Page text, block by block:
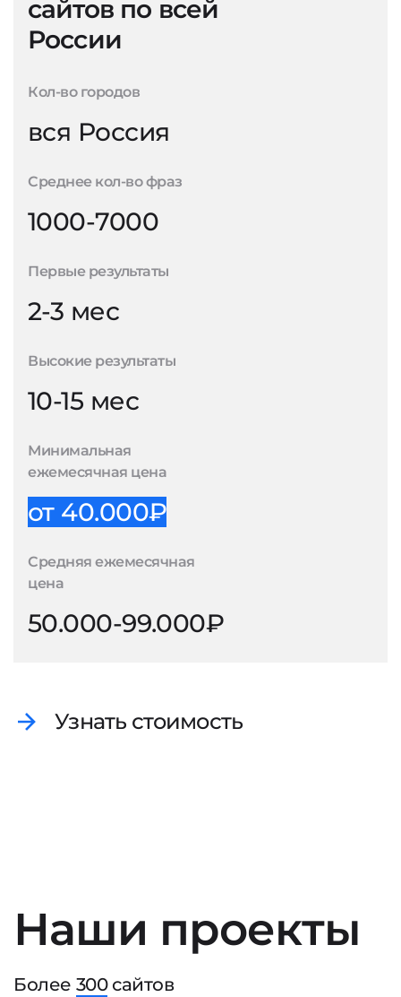
сайтов по всей
России
Кол-во городов
вся Россия
Среднее кол-во фраз
1000-7000
Первые результаты
2-3 мес
Высокие результаты
10-15 мес
Минимальная
ежемесячная цена
от 40.000₽
Средняя ежемесячная
цена
50.000-99.000₽
Узнать стоимость
Наши проекты
Более 300сайтов